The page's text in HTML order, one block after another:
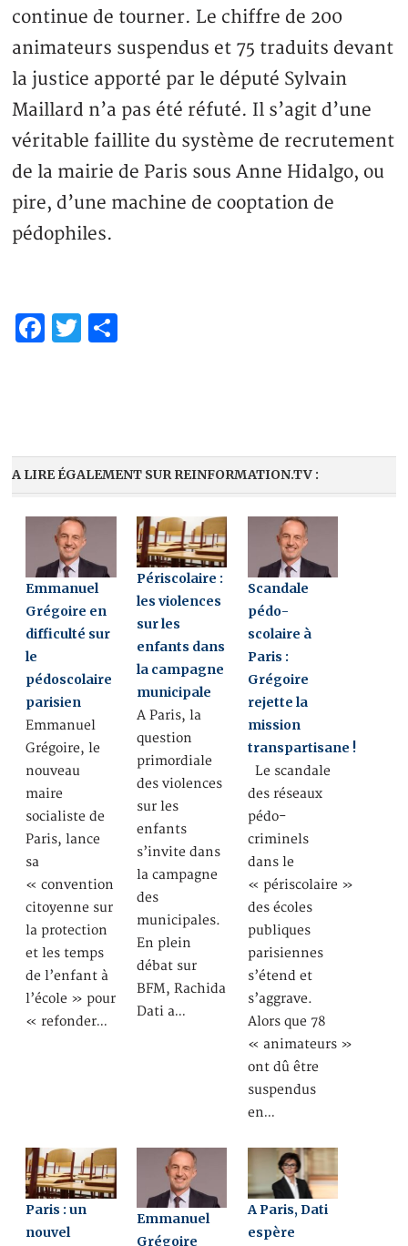
continue de tourner. Le chiffre de 200
animateurs suspendus et 75 traduits devant
la justice apporté par le député Sylvain
Maillard n’a pas été réfuté. Il s’agit d’une
véritable faillite du système de recrutement
de la mairie de Paris sous Anne Hidalgo, ou
pire, d’une machine de cooptation de
pédophiles.
Facebook
Twitter
A LIRE ÉGALEMENT SUR REINFORMATION.TV :
Emmanuel
Grégoire en
difficulté sur
le
pédoscolaire
parisien
Emmanuel
Grégoire, le
nouveau
maire
socialiste de
Paris, lance
sa
« convention
citoyenne sur
la protection
et les temps
de l’enfant à
l’école » pour
« refonder…
Périscolaire :
les violences
sur les
enfants dans
la campagne
municipale
A Paris, la
question
primordiale
des violences
sur les
enfants
s’invite dans
la campagne
des
municipales.
En plein
débat sur
BFM, Rachida
Dati a…
Scandale
pédo-
scolaire à
Paris :
Grégoire
rejette la
mission
transpartisane !
Le scandale
des réseaux
pédo-
criminels
dans le
« périscolaire »
des écoles
publiques
parisiennes
s’étend et
s’aggrave.
Alors que 78
« animateurs »
ont dû être
suspendus
en…
Paris : un
nouvel
Emmanuel
Grégoire
A Paris, Dati
espère